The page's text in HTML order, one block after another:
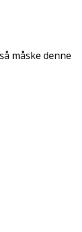
måske denne